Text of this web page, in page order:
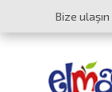
Bize ulaşın